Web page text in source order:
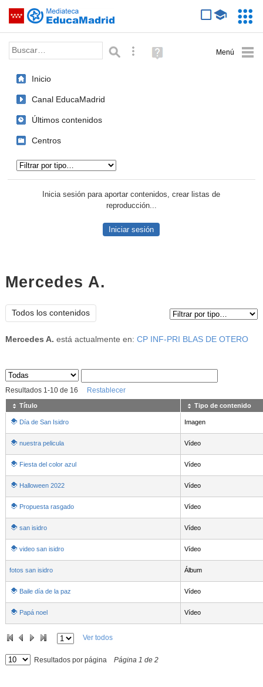
Saltar navegación
Palabra o frase: Búsqueda avanzada
Ayuda
(en
Inicio
Canal EducaMadrid
Últimos contenidos
Centros
Inicia sesión para aportar contenidos, crear listas de
reproducción...
Iniciar sesión
Mercedes A.
Todos los contenidos
Mercedes A. está actualmente en: CP INF-PRI BLAS DE OTERO
Sus archivos
Resultados 1-10de 16 Restablecer
Título Tipo de contenido
Día de San Isidro Imagen
nuestra pelicula Vídeo
Fiesta del color azul Vídeo
Halloween 2022 Vídeo
Propuesta rasgado Vídeo
san isidro Vídeo
video san isidro Vídeo
fotos san isidro Álbum
Baile día de la paz Vídeo
Papá noel Vídeo
Ver todos
Resultados por página Página 1 de 2